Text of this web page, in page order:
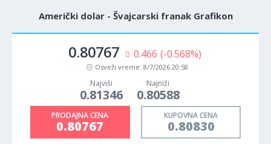
Američki dolar - Švajcarski franak Grafikon
0.80767 0.466 (-0.568%)
Osveži vreme: 8/7/2026 20:58
Najviši
0.81346
Najniži
0.80588
PRODAJNA CENA
0.80767
KUPOVNA CENA
0.80830